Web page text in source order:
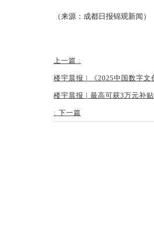
（来源：成都日报锦观新闻）
上一篇 :
楼宇晨报 | 《2025中国数字文
楼宇晨报 | 最高可获3万元补
: 下一篇